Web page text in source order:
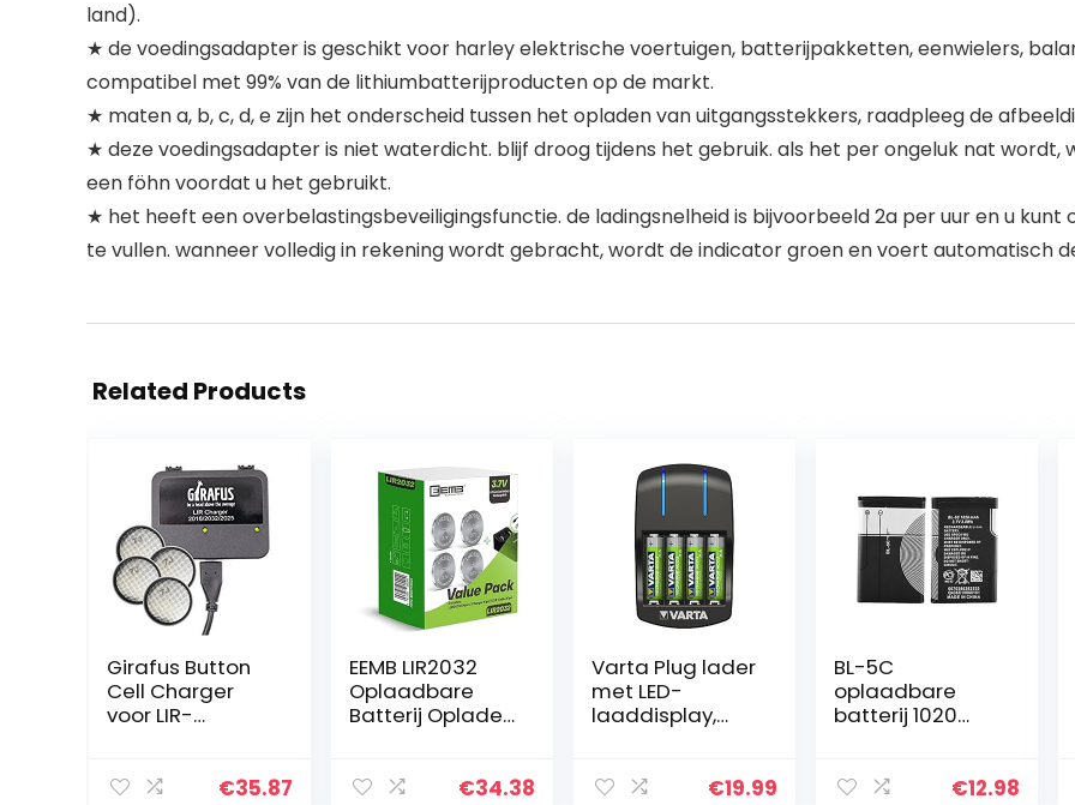
land).
★ de voedingsadapter is geschikt voor harley elektrische voertuigen, batterijpakketten, eenwielers,
compatibel met 99% van de lithiumbatterijproducten op de markt.
★ maten a, b, c, d, e zijn het onderscheid tussen het opladen van uitgangsstekkers, raadpleeg de
★ deze voedingsadapter is niet waterdicht. blijf droog tijdens het gebruik. als het per ongeluk nat
een föhn voordat u het gebruikt.
★ het heeft een overbelastingsbeveiligingsfunctie. de ladingsnelheid is bijvoorbeeld 2a per uur en u
te vullen. wanneer volledig in rekening wordt gebracht, wordt de indicator groen en voert automatisch
Related Products
Girafus Button
Cell Charger
voor LIR-
Batterijlader
€35.87
EEMB LIR2032
Oplaadbare
Batterij Oplader
Knoopcel
€34.38
Varta Plug lader
met LED-
laaddisplay,
exclusief Varta
€19.99
BL-5C
oplaadbare
batterij 1020
ming 2 stuks€12.98